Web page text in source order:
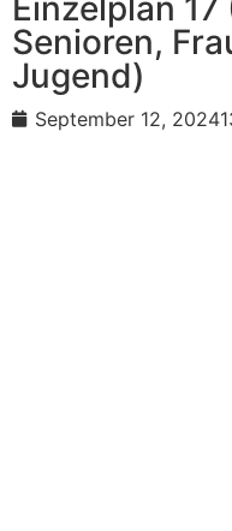
Einzelplan 17
Senioren,
Jugend)
September 12, 2024